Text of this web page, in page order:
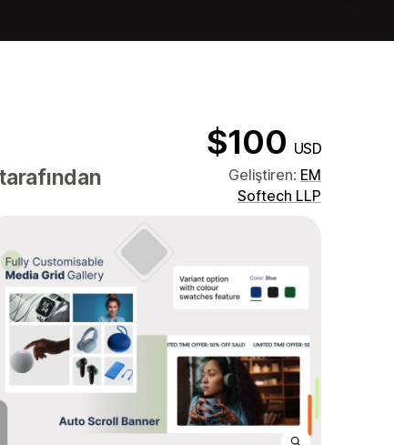
$100 USD
Geliştiren: EM
Softech LLP